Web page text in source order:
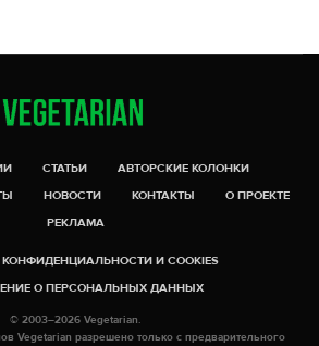
СТАТЬИ
АВТОРСКИЕ КОЛОНКИ
НОВОСТИ КОНТАКТЫ
О ПРОЕКТЕ
РЕКЛАМА
И COOKIES
О ПЕРСОНАЛЬНЫХ ДАННЫХ
© 2003–2026 Vegetarian.
Vegetarian разрешено только с предварительного